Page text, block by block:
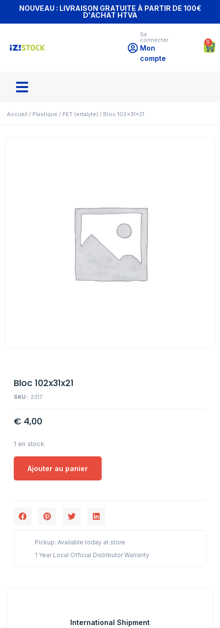
NOUVEAU : LIVRAISON GRATUITE À PARTIR DE 100€
D'ACHAT HTVA
Se
connecter
Mon
compte
0
Accueil / Plastique / PET (ertalyte) / Bloc 102x31x21
Bloc 102x31x21
SKU : 2317
€ 4,00
1 en stock
Ajouter au panier
Pickup: Available today at store
1 Year Local Official Distributor Warranty
International Shipment